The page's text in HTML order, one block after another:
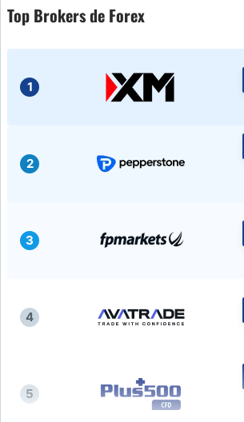
USD/CAD
Oro
Top Brokers de Forex
1
2
3
4
5